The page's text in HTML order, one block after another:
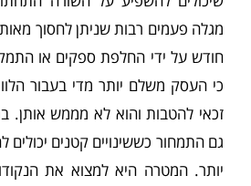
מגלה פעמים רבות שניתן לחסוך
חודש על ידי החלפת ספקים או
כי העסק משלם יותר מדי בעבור
זכאי להטבות והוא לא מממש אותן.
גם התמחור כששינויים קטנים יכולים
יותר. המטרה היא למצוא את